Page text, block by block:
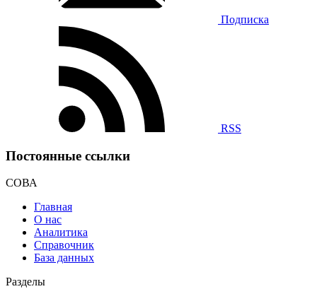
Подписка
RSS
Постоянные ссылки
СОВА
Главная
О нас
Аналитика
Справочник
База данных
Разделы